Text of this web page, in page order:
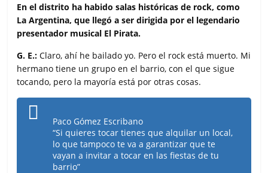
En el distrito ha habido salas históricas de rock, como
La Argentina, que llegó a ser dirigida por el legendario
presentador musical El Pirata.
G. E.: Claro, ahí he bailado yo. Pero el rock está muerto. Mi
hermano tiene un grupo en el barrio, con el que sigue
tocando, pero la mayoría está por otras cosas.
Paco Gómez Escribano
“Si quieres tocar tienes que alquilar un local,
lo que tampoco te va a garantizar que te
vayan a invitar a tocar en las fiestas de tu
barrio”